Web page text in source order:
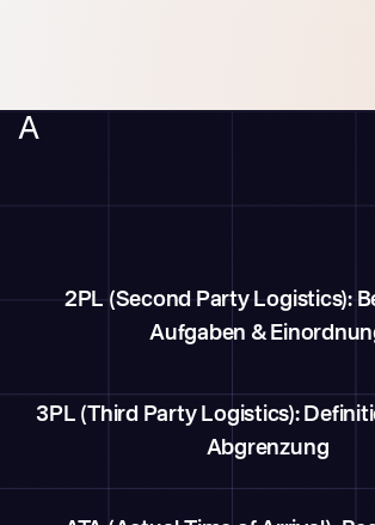
A
2PL (Second Party Logistics):
Aufgaben &
3PL (Third Party Logistics):
Abgrenzung